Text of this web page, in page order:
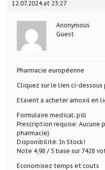
12.07.2024 at 23:27
Anonymous
Guest
Pharmacie européenne
Cliquez sur le lien ci-
Etaient a acheter amoxil en
Formulaire medical: pill
Prescription requise: Aucune
pharmacie)
Disponibilité: In Stock!
Note 4,98 / 5 base sur 7428
Economisez temps et couts